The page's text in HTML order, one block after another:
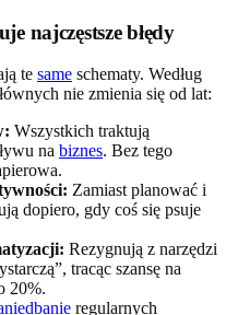
najczęstsze błędy
te same schematy. Według
nie zmienia się od lat:
Wszystkich traktują
na biznes. Bez tego
Zamiast planować i
dopiero, gdy coś się psuje
Rezygnują z narzędzi
tracąc szansę na
20%.
regularnych